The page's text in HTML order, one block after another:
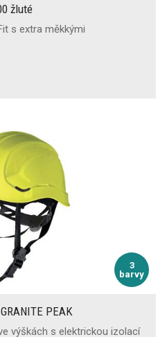
žluté
s extra měkkými
3
barvy
PEAK
výškách s elektrickou izolací